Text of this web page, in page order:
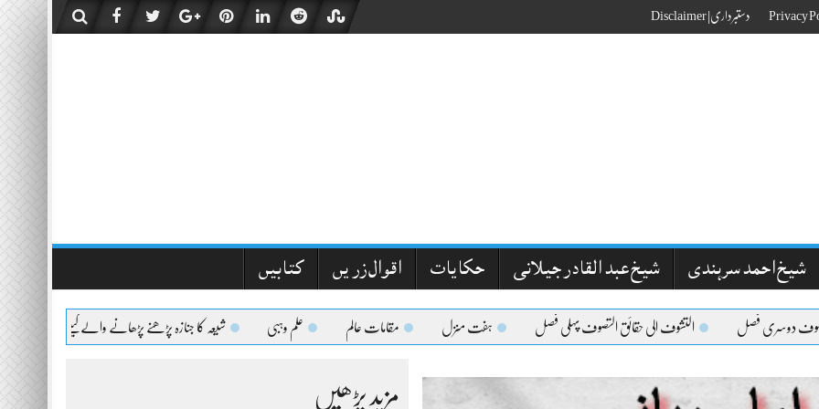
دستبرداری| Disclaimer
شیخ احمد سرہندی شیخ عبد القادر جیلانی حکایات اقوال زریں کتابیں
فصل التشوف الی حقائق التصوف پہلی فصل ہفت منزل مقامات عالم علم وہبی شیعہ کا جنازہ پڑھنے پڑھانے والےکیلئے اعلیٰحضرت کا فتویٰ
مزید پڑھیں